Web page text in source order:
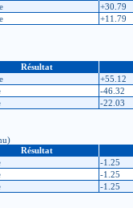
+30.79
+11.79
Résultat
+55.12
-46.32
-22.03
Résultat
-1.25
-1.25
-1.25